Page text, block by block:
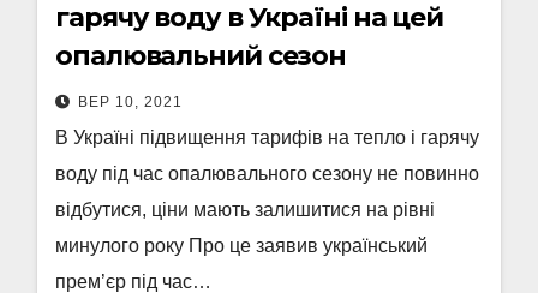
гарячу воду в Україні на цей
опалювальний сезон
ВЕР 10, 2021
В Україні підвищення тарифів на тепло і гарячу
воду під час опалювального сезону не повинно
відбутися, ціни мають залишитися на рівні
минулого року Про це заявив український
прем’єр під час…